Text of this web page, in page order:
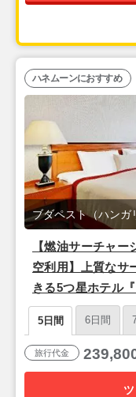
【燃油サーチャ
空利用】上質なサ
きる5つ星ホテル
スト』宿泊♪ドナ
「ブダペスト」2泊
ブダペスト（ハンガ
ハネムーンにおすすめ
5日間 6日間
旅行代金